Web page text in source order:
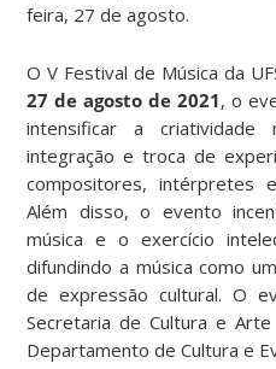
feira, 27 de agosto.
O V Festival de Música da
27 de agosto de 2021, o
intensificar a criatividade
integração e troca de
compositores, intérpretes
Além disso, o evento
música e o exercício
difundindo a música como
de expressão cultural. O
Secretaria de Cultura e Arte
Departamento de Cultura e